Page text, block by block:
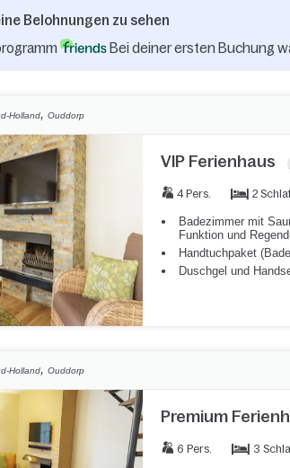
Belohnungen zu sehen
Bei deiner ersten Buchung
Holland,Ouddorp
VIP Ferienhaus
4 Pers. 2
Badezimmer mit
Funktion und
Handtuchpaket
Duschgel und
Holland,Ouddorp
Premium
6 Pers. 3